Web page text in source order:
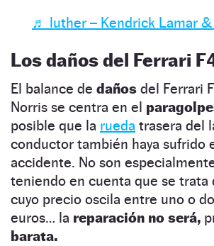
♬ luther – Kendrick Lamar &
Los daños del Ferrari
El balance de daños del Ferrari
Norris se centra en el
posible que la rueda trasera del
conductor también haya sufrido
accidente. No son
teniendo en cuenta que se trata
cuyo precio oscila entre uno o
euros… la reparación no será,
barata.